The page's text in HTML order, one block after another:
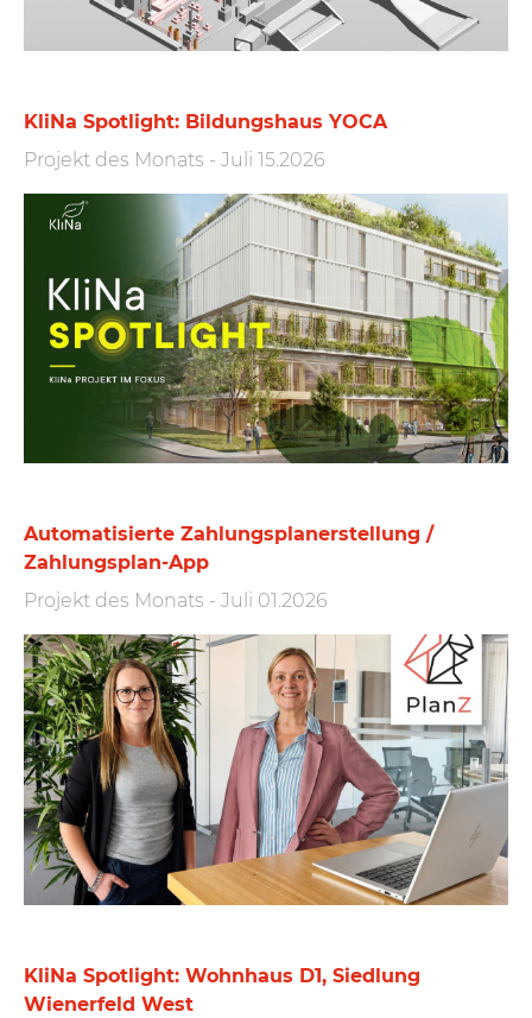
KliNa Spotlight: Bildungshaus YOCA
Projekt des Monats - Juli 15.2026
Automatisierte Zahlungs­plan­erstellung /
Zahlungs­plan-App
Projekt des Monats - Juli 01.2026
KliNa Spotlight: Wohnhaus D1, Siedlung
Wienerfeld West